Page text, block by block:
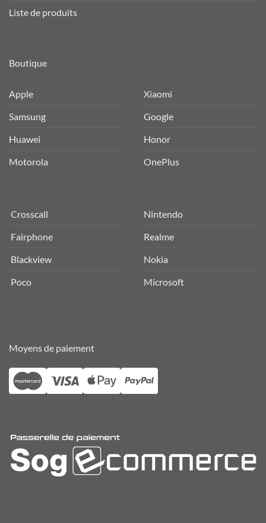
Liste de produits
Boutique
Apple
Samsung
Huawei
Motorola
Xiaomi
Google
Honor
OnePlus
Crosscall
Fairphone
Blackview
Poco
Nintendo
Realme
Nokia
Microsoft
Moyens de paiement